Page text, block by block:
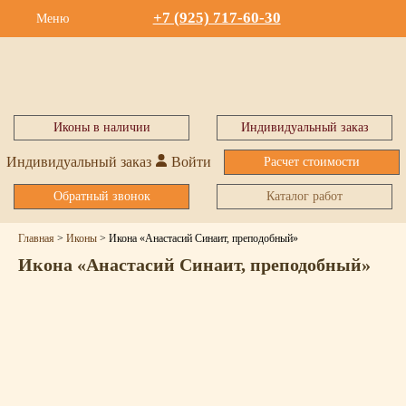
Меню +7 (925) 717-60-30
Иконы в наличии Индивидуальный заказ
Индивидуальный заказ Войти Расчет стоимости
Обратный звонок Каталог работ
Главная > Иконы > Икона «Анастасий Синаит, преподобный»
Икона «Анастасий Синаит, преподобный»